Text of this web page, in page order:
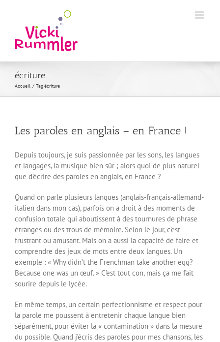
écriture
Accueil Tag:écriture
Les paroles en anglais – en France !
Depuis toujours, je suis passionnée par les sons, les langues
et langages, la musique bien sûr ; alors quoi de plus naturel
que d’écrire des paroles en anglais, en France ?
Quand on parle plusieurs langues (anglais-français-allemand-
italien dans mon cas), parfois on a droit à des moments de
confusion totale qui aboutissent à des tournures de phrase
étranges ou des trous de mémoire. Selon le jour, c’est
frustrant ou amusant. Mais on a aussi la capacité de faire et
comprendre des jeux de mots entre deux langues. Un
exemple : « Why didn’t the Frenchman take another egg?
Because one was un œuf. » C’est tout con, mais ça me fait
sourire depuis le lycée.
En même temps, un certain perfectionnisme et respect pour
la parole me poussent à entretenir chaque langue bien
séparément, pour éviter la « contamination » dans la mesure
du possible. Quand j’écris des paroles pour mes chansons, les